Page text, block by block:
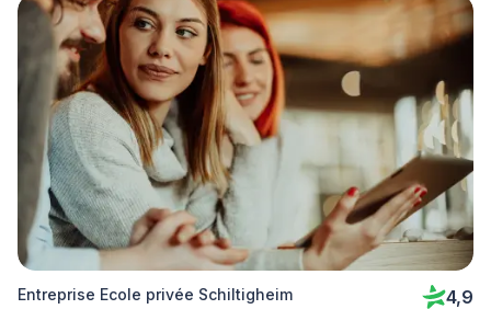
Entreprise Ecole privée Schiltigheim 4,9